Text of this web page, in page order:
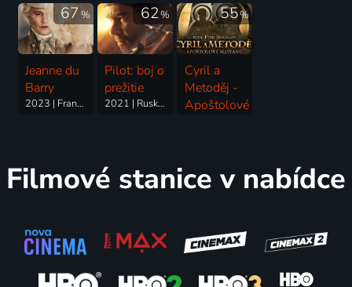
67 %
Jeanne du
Barry
2023 | Francie, Belgie, Rusko, Saudská Arábie | Drama, Historický, Romantický, Životopisný
62%
Pilot: boj o
prežitie
2021 | Rusko | Válečný, Drama, Historický, Životopisný
55%
Cyril a
Metoděj -
Apoštolové
Filmové stanice v nabídce